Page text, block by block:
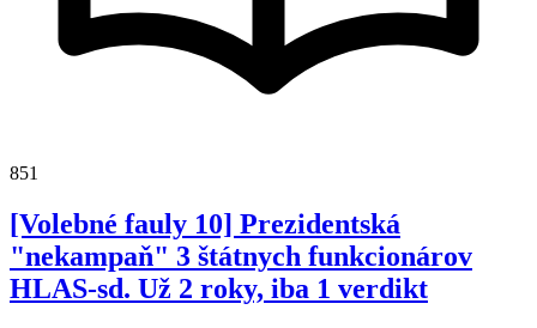
851
[Volebné fauly 10] Prezidentská
"nekampaň" 3 štátnych funkcionárov
HLAS-sd. Už 2 roky, iba 1 verdikt